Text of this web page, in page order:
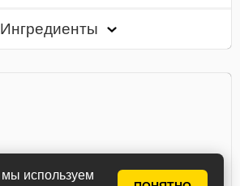
мы используем
Ингредиенты